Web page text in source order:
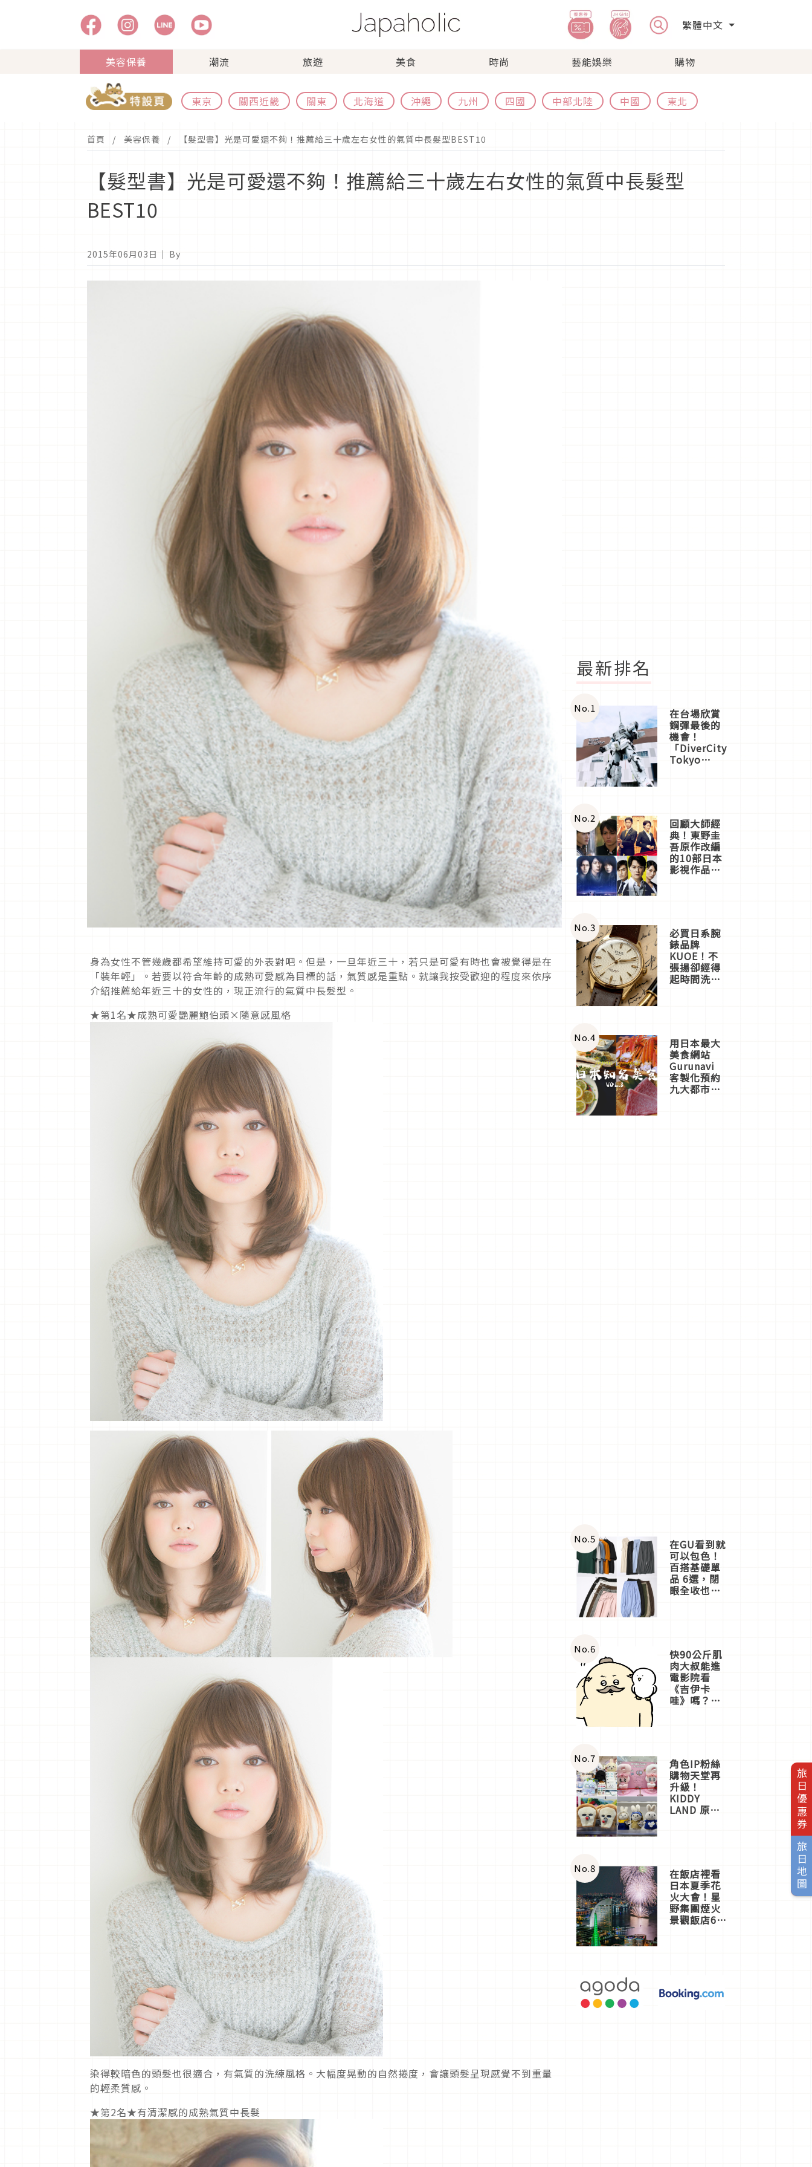
繁體中文
美容保養 潮流 旅遊 美食 時尚 藝能娛樂 購物
東京 關西近畿 關東 北海道 沖繩 九州 四國 中部北陸 中國 東北
旅日優惠券
旅日地圖
首頁 美容保養 【髮型書】光是可愛還不夠！推薦給三十歲左右女性的氣質中長髮型BEST10
【髮型書】光是可愛還不夠！推薦給三十歲左右女性的氣質中長髮型
BEST10
2015年06月03日 ｜ By
身為女性不管幾歲都希望維持可愛的外表對吧。但是，一旦年近三十，若只是可愛有時也會被覺得是在
「裝年輕」。若要以符合年齡的成熟可愛感為目標的話，氣質感是重點。就讓我按受歡迎的程度來依序
介紹推薦給年近三十的女性的，現正流行的氣質中長髮型。
★第1名★成熟可愛艷麗鮑伯頭×隨意感風格
染得較暗色的頭髮也很適合，有氣質的洗練風格。大幅度晃動的自然捲度，會讓頭髮呈現感覺不到重量
的輕柔質感。
★第2名★有清潔感的成熟氣質中長髮
最新排名
No.1 在台場欣賞
鋼彈最後的
機會！
「DiverCity
Tokyo
體驗
No.2 回顧大師經
典！東野圭
吾原作改編
的10部日本
影視作品推
No.3 必買日系腕
錶品牌
KUOE！不
張揚卻經得
起時間洗鍊
No.4 用日本最大
美食網站
Gurunavi
客製化預約
九大都市餐
No.5 在GU看到就
可以包色！
百搭基礎單
品 6選，閉
眼全收也不
No.6 快90公斤肌
肉大叔能進
電影院看
《吉伊卡
哇》嗎？日
一同給出了
答案
No.7 角色IP粉絲
購物天堂再
升級！
KIDDY
LAND 原宿
店3分即達
No.8 在飯店裡看
日本夏季花
火大會！星
野集團煙火
景觀飯店6